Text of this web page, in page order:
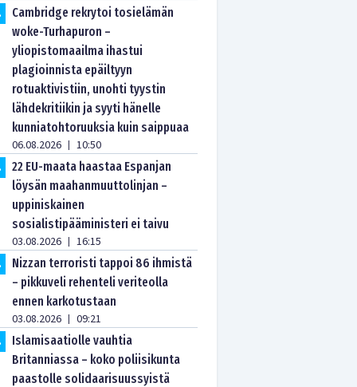
Cambridge rekrytoi tosielämän
woke-Turhapuron –
yliopistomaailma ihastui
plagioinnista epäiltyyn
rotuaktivistiin, unohti tyystin
lähdekritiikin ja syyti hänelle
kunniatohtoruuksia kuin saippuaa
06.08.2026 | 10:50
22 EU-maata haastaa Espanjan
löysän maahanmuuttolinjan –
uppiniskainen
sosialistipääministeri ei taivu
03.08.2026 | 16:15
Nizzan terroristi tappoi 86 ihmistä
– pikkuveli rehenteli veriteolla
ennen karkotustaan
03.08.2026 | 09:21
Islamisaatiolle vauhtia
Britanniassa – koko poliisikunta
paastolle solidaarisuussyistä